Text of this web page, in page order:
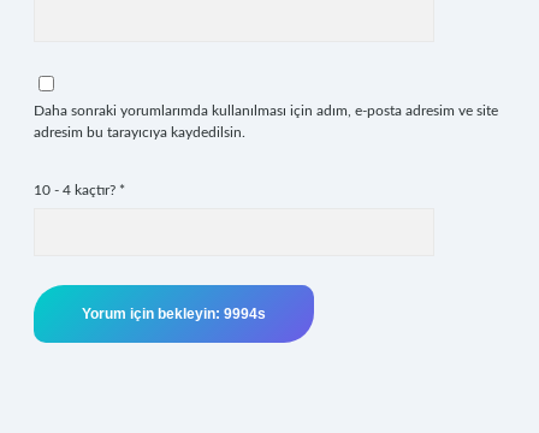
Daha sonraki yorumlarımda kullanılması için adım, e-posta adresim ve site
adresim bu tarayıcıya kaydedilsin.
10 - 4 kaçtır? *